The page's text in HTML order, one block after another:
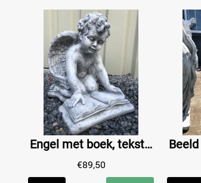
Engel met boek, tekstplaat, een mooi beeld voor plechtigheid.
€89,50